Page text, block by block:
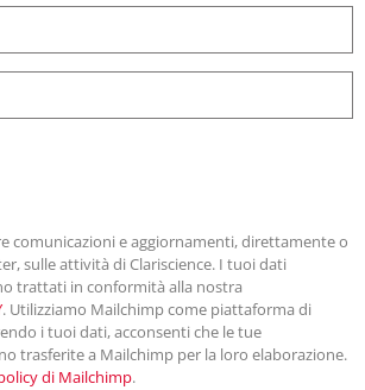
comunicazioni e aggiornamenti, direttamente o
sulle attività di Clariscience. I tuoi dati
trattati in conformità alla nostra
. Utilizziamo Mailchimp come piattaforma di
i tuoi dati, acconsenti che le tue
trasferite a Mailchimp per la loro elaborazione.
di Mailchimp.